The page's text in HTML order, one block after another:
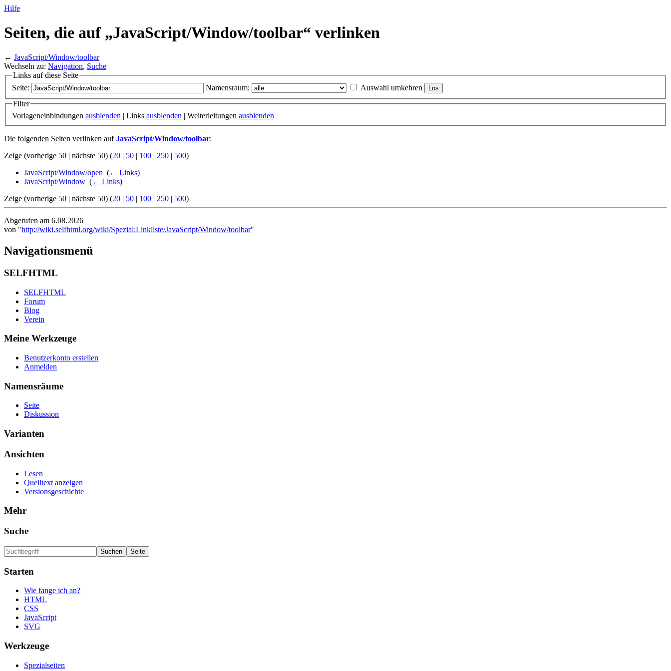
Hilfe
Seiten, die auf „JavaScript/Window/toolbar“ verlinken
← JavaScript/Window/toolbar
Wechseln zu: Navigation, Suche
Links auf diese Seite
Seite:
Namensraum:
Auswahl umkehren
Filter
Vorlageneinbindungen ausblenden | Links ausblenden | Weiterleitungen ausblenden
Die folgenden Seiten verlinken aufJavaScript/Window/toolbar:
Zeige (vorherige 50 | nächste 50) (20 | 50 | 100 | 250 | 500)
JavaScript/Window/open (← Links)
JavaScript/Window (← Links)
Zeige (vorherige 50 | nächste 50) (20 | 50 | 100 | 250 | 500)
Abgerufen am 6.08.2026
von "http://wiki.selfhtml.org/wiki/Spezial:Linkliste/JavaScript/Window/toolbar"
Navigationsmenü
SELFHTML
SELFHTML
Forum
Blog
Verein
Meine Werkzeuge
Benutzerkonto erstellen
Anmelden
Namensräume
Seite
Diskussion
Varianten
Ansichten
Lesen
Quelltext anzeigen
Versionsgeschichte
Mehr
Suche
Starten
Wie fange ich an?
HTML
CSS
JavaScript
SVG
Werkzeuge
Spezialseiten